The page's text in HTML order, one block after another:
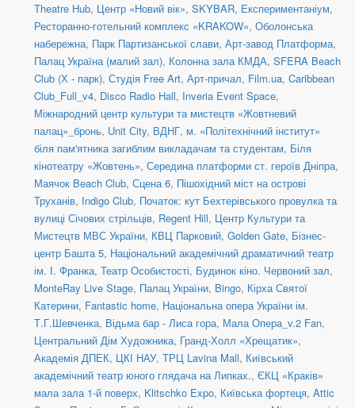
Theatre Hub, Центр «Новий вік», SKYBAR, Експериментаніум,
Ресторанно-готельний комплекс «KRAKOW», Оболонська
набережна, Парк Партизанської слави, Арт-завод Платформа,
Палац Україна (малий зал), Колонна зала КМДА, SFERA Beach
Club (Х - парк), Студія Free Art, Арт-причал, Film.ua, Caribbean
Club_Full_v4, Disco Radio Hall, Inveria Event Space,
Міжнародний центр культури та мистецтв «Жовтневий
палац»_бронь, Unit Сity, ВДНГ, м. «Політехнічний інститут»
біля пам'ятника загиблим викладачам та студентам, Біля
кінотеатру «Жовтень», Середина платформи ст. героїв Дніпра,
Маячок Beach Club, Сцена 6, Пішохідний міст на острові
Труханів, Indigo Club, Початок: кут Бехтерівського провулка та
вулиці Січових стрільців, Regent Hill, Центр Культури та
Мистецтв МВС України, КВЦ Парковий, Golden Gate, Бізнес-
центр Башта 5, Національний академічний драматичний театр
ім. І. Франка, Театр Особистості, Будинок кіно. Червоний зал,
MonteRay Live Stage, Палац України, Bingo, Кірха Святої
Катерини, Fantastic home, Національна опера України ім.
Т.Г.Шевченка, Відьма бар - Лиса гора, Мала Опера_v.2 Fan,
Центральний Дім Художника, Гранд-Холл «Хрещатик»,
Академія ДПЕК, ЦКІ НАУ, ТРЦ Lavina Mall, Київський
академічний театр юного глядача на Липках., ЄКЦ «Краків»
мала зала 1-й поверх, Klitschko Expo, Київська фортеця, Attic